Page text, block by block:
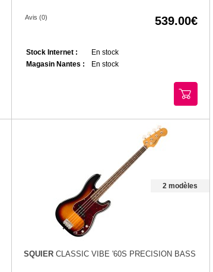
Avis (0) 539.00
Stock Internet :
En stock
Magasin Nantes :
En stock
2 modèles
SQUIER CLASSIC VIBE '60S PRECISION BASS